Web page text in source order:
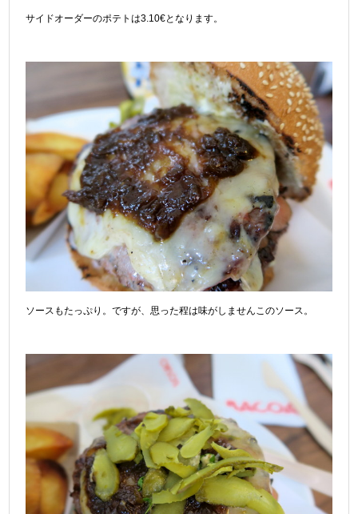
サイドオーダーのポテトは3.10€となります。
ソースもたっぷり。ですが、思った程は味がしませんこのソース。